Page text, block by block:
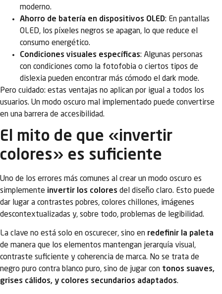
moderno.
Ahorro de batería en dispositivos OLED: En pantallas
OLED, los píxeles negros se apagan, lo que reduce el
consumo energético.
Condiciones visuales específicas: Algunas personas
con condiciones como la fotofobia o ciertos tipos de
dislexia pueden encontrar más cómodo el dark mode.
Pero cuidado: estas ventajas no aplican por igual a todos los
usuarios. Un modo oscuro mal implementado puede convertirse
en una barrera de accesibilidad.
El mito de que «invertir
colores» es suficiente
Uno de los errores más comunes al crear un modo oscuro es
simplemente invertir los colores del diseño claro. Esto puede
dar lugar a contrastes pobres, colores chillones, imágenes
descontextualizadas y, sobre todo, problemas de legibilidad.
La clave no está solo en oscurecer, sino en redefinir la paleta
de manera que los elementos mantengan jerarquía visual,
contraste suficiente y coherencia de marca. No se trata de
negro puro contra blanco puro, sino de jugar con tonos suaves,
grises cálidos, y colores secundarios adaptados.